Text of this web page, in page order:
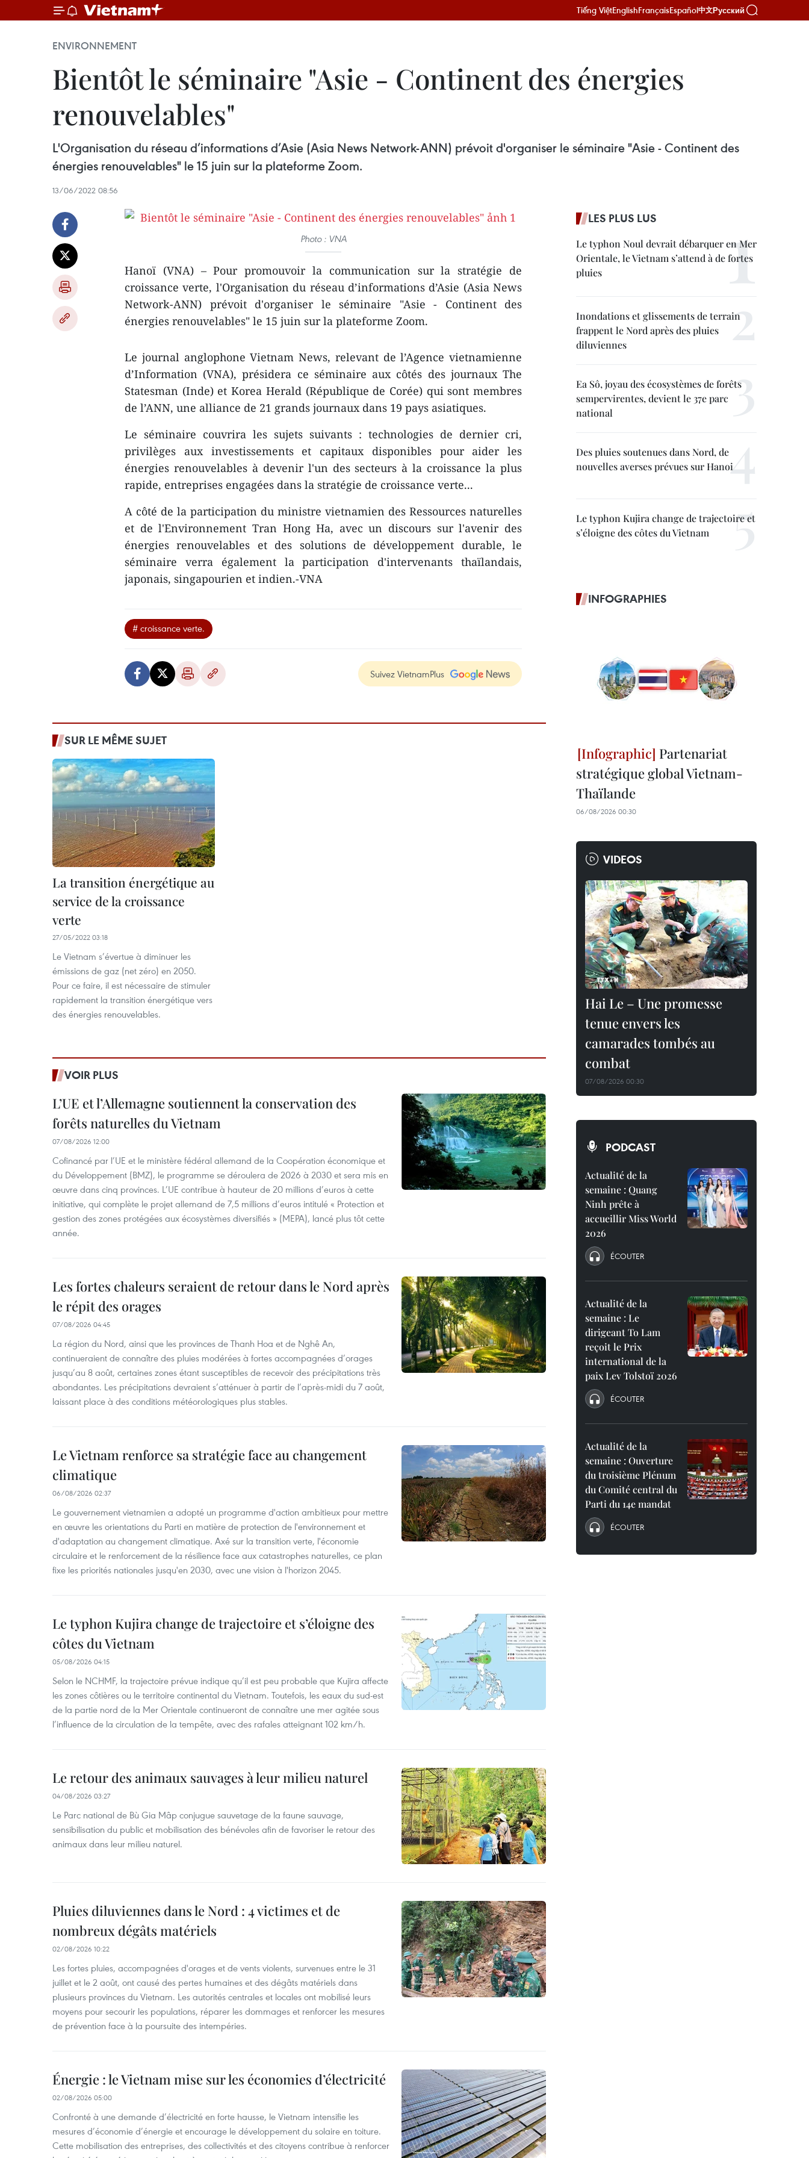
Tiếng ViệtEnglishFrançaisEspañol中文Русский
ENVIRONNEMENT
Bientôt le séminaire "Asie - Continent des énergies
renouvelables"
L'Organisation du réseau d’informations d’Asie (Asia News Network-ANN) prévoit d'organiser le séminaire "Asie - Continent des
énergies renouvelables" le 15 juin sur la plateforme Zoom.
13/06/2022 08:56
Photo : VNA
Hanoï (VNA) – Pour promouvoir la communication sur la stratégie de
croissance verte, l'Organisation du réseau d’informations d’Asie (Asia News
Network-ANN) prévoit d'organiser le séminaire "Asie - Continent des
énergies renouvelables" le 15 juin sur la plateforme Zoom.
Le journal anglophone Vietnam News, relevant de l’Agence vietnamienne
d’Information (VNA), présidera ce séminaire aux côtés des journaux The
Statesman (Inde) et Korea Herald (République de Corée) qui sont membres
de l’ANN, une alliance de 21 grands journaux dans 19 pays asiatiques.
Le séminaire couvrira les sujets suivants : technologies de dernier cri,
privilèges aux investissements et capitaux disponibles pour aider les
énergies renouvelables à devenir l'un des secteurs à la croissance la plus
rapide, entreprises engagées dans la stratégie de croissance verte...
A côté de la participation du ministre vietnamien des Ressources naturelles
et de l'Environnement Tran Hong Ha, avec un discours sur l'avenir des
énergies renouvelables et des solutions de développement durable, le
séminaire verra également la participation d'intervenants thaïlandais,
japonais, singapourien et indien.-VNA
# croissance verte.
Suivez VietnamPlus
SUR LE MÊME SUJET
La transition énergétique au
service de la croissance
verte
27/05/2022 03:18
Le Vietnam s’évertue à diminuer les
émissions de gaz (net zéro) en 2050.
Pour ce faire, il est nécessaire de stimuler
rapidement la transition énergétique vers
des énergies renouvelables.
VOIR PLUS
L’UE et l’Allemagne soutiennent la conservation des
forêts naturelles du Vietnam
07/08/2026 12:00
Cofinancé par l’UE et le ministère fédéral allemand de la Coopération économique et
du Développement (BMZ), le programme se déroulera de 2026 à 2030 et sera mis en
œuvre dans cinq provinces. L’UE contribue à hauteur de 20 millions d’euros à cette
initiative, qui complète le projet allemand de 7,5 millions d’euros intitulé « Protection et
gestion des zones protégées aux écosystèmes diversifiés » (MEPA), lancé plus tôt cette
année.
Les fortes chaleurs seraient de retour dans le Nord après
le répit des orages
07/08/2026 04:45
La région du Nord, ainsi que les provinces de Thanh Hoa et de Nghê An,
continueraient de connaître des pluies modérées à fortes accompagnées d’orages
jusqu’au 8 août, certaines zones étant susceptibles de recevoir des précipitations très
abondantes. Les précipitations devraient s’atténuer à partir de l’après-midi du 7 août,
laissant place à des conditions météorologiques plus stables.
Le Vietnam renforce sa stratégie face au changement
climatique
06/08/2026 02:37
Le gouvernement vietnamien a adopté un programme d'action ambitieux pour mettre
en œuvre les orientations du Parti en matière de protection de l'environnement et
d'adaptation au changement climatique. Axé sur la transition verte, l'économie
circulaire et le renforcement de la résilience face aux catastrophes naturelles, ce plan
fixe les priorités nationales jusqu'en 2030, avec une vision à l'horizon 2045.
Le typhon Kujira change de trajectoire et s’éloigne des
côtes du Vietnam
05/08/2026 04:15
Selon le NCHMF, la trajectoire prévue indique qu’il est peu probable que Kujira affecte
les zones côtières ou le territoire continental du Vietnam. Toutefois, les eaux du sud-est
de la partie nord de la Mer Orientale continueront de connaître une mer agitée sous
l’influence de la circulation de la tempête, avec des rafales atteignant 102 km/h.
Le retour des animaux sauvages à leur milieu naturel
04/08/2026 03:27
Le Parc national de Bù Gia Mâp conjugue sauvetage de la faune sauvage,
sensibilisation du public et mobilisation des bénévoles afin de favoriser le retour des
animaux dans leur milieu naturel.
Pluies diluviennes dans le Nord : 4 victimes et de
nombreux dégâts matériels
02/08/2026 10:22
Les fortes pluies, accompagnées d'orages et de vents violents, survenues entre le 31
juillet et le 2 août, ont causé des pertes humaines et des dégâts matériels dans
plusieurs provinces du Vietnam. Les autorités centrales et locales ont mobilisé leurs
moyens pour secourir les populations, réparer les dommages et renforcer les mesures
de prévention face à la poursuite des intempéries.
Énergie : le Vietnam mise sur les économies d’électricité
02/08/2026 05:00
Confronté à une demande d’électricité en forte hausse, le Vietnam intensifie les
mesures d’économie d’énergie et encourage le développement du solaire en toiture.
Cette mobilisation des entreprises, des collectivités et des citoyens contribue à renforcer
LES PLUS LUS
Le typhon Noul devrait débarquer en Mer
Orientale, le Vietnam s’attend à de fortes
pluies
Inondations et glissements de terrain
frappent le Nord après des pluies
diluviennes
Ea Sô, joyau des écosystèmes de forêts
sempervirentes, devient le 37e parc
national
Des pluies soutenues dans Nord, de
nouvelles averses prévues sur Hanoi
Le typhon Kujira change de trajectoire et
s’éloigne des côtes du Vietnam
INFOGRAPHIES
Partenariat
stratégique global Vietnam-
Thaïlande
06/08/2026 00:30
VIDEOS
Hai Le – Une promesse
tenue envers les
camarades tombés au
combat
07/08/2026 00:30
PODCAST
Actualité de la
semaine : Quang
Ninh prête à
accueillir Miss World
2026
ÉCOUTER
Actualité de la
semaine : Le
dirigeant To Lam
reçoit le Prix
international de la
paix Lev Tolstoï 2026
ÉCOUTER
Actualité de la
semaine : Ouverture
du troisième Plénum
du Comité central du
Parti du 14e mandat
ÉCOUTER